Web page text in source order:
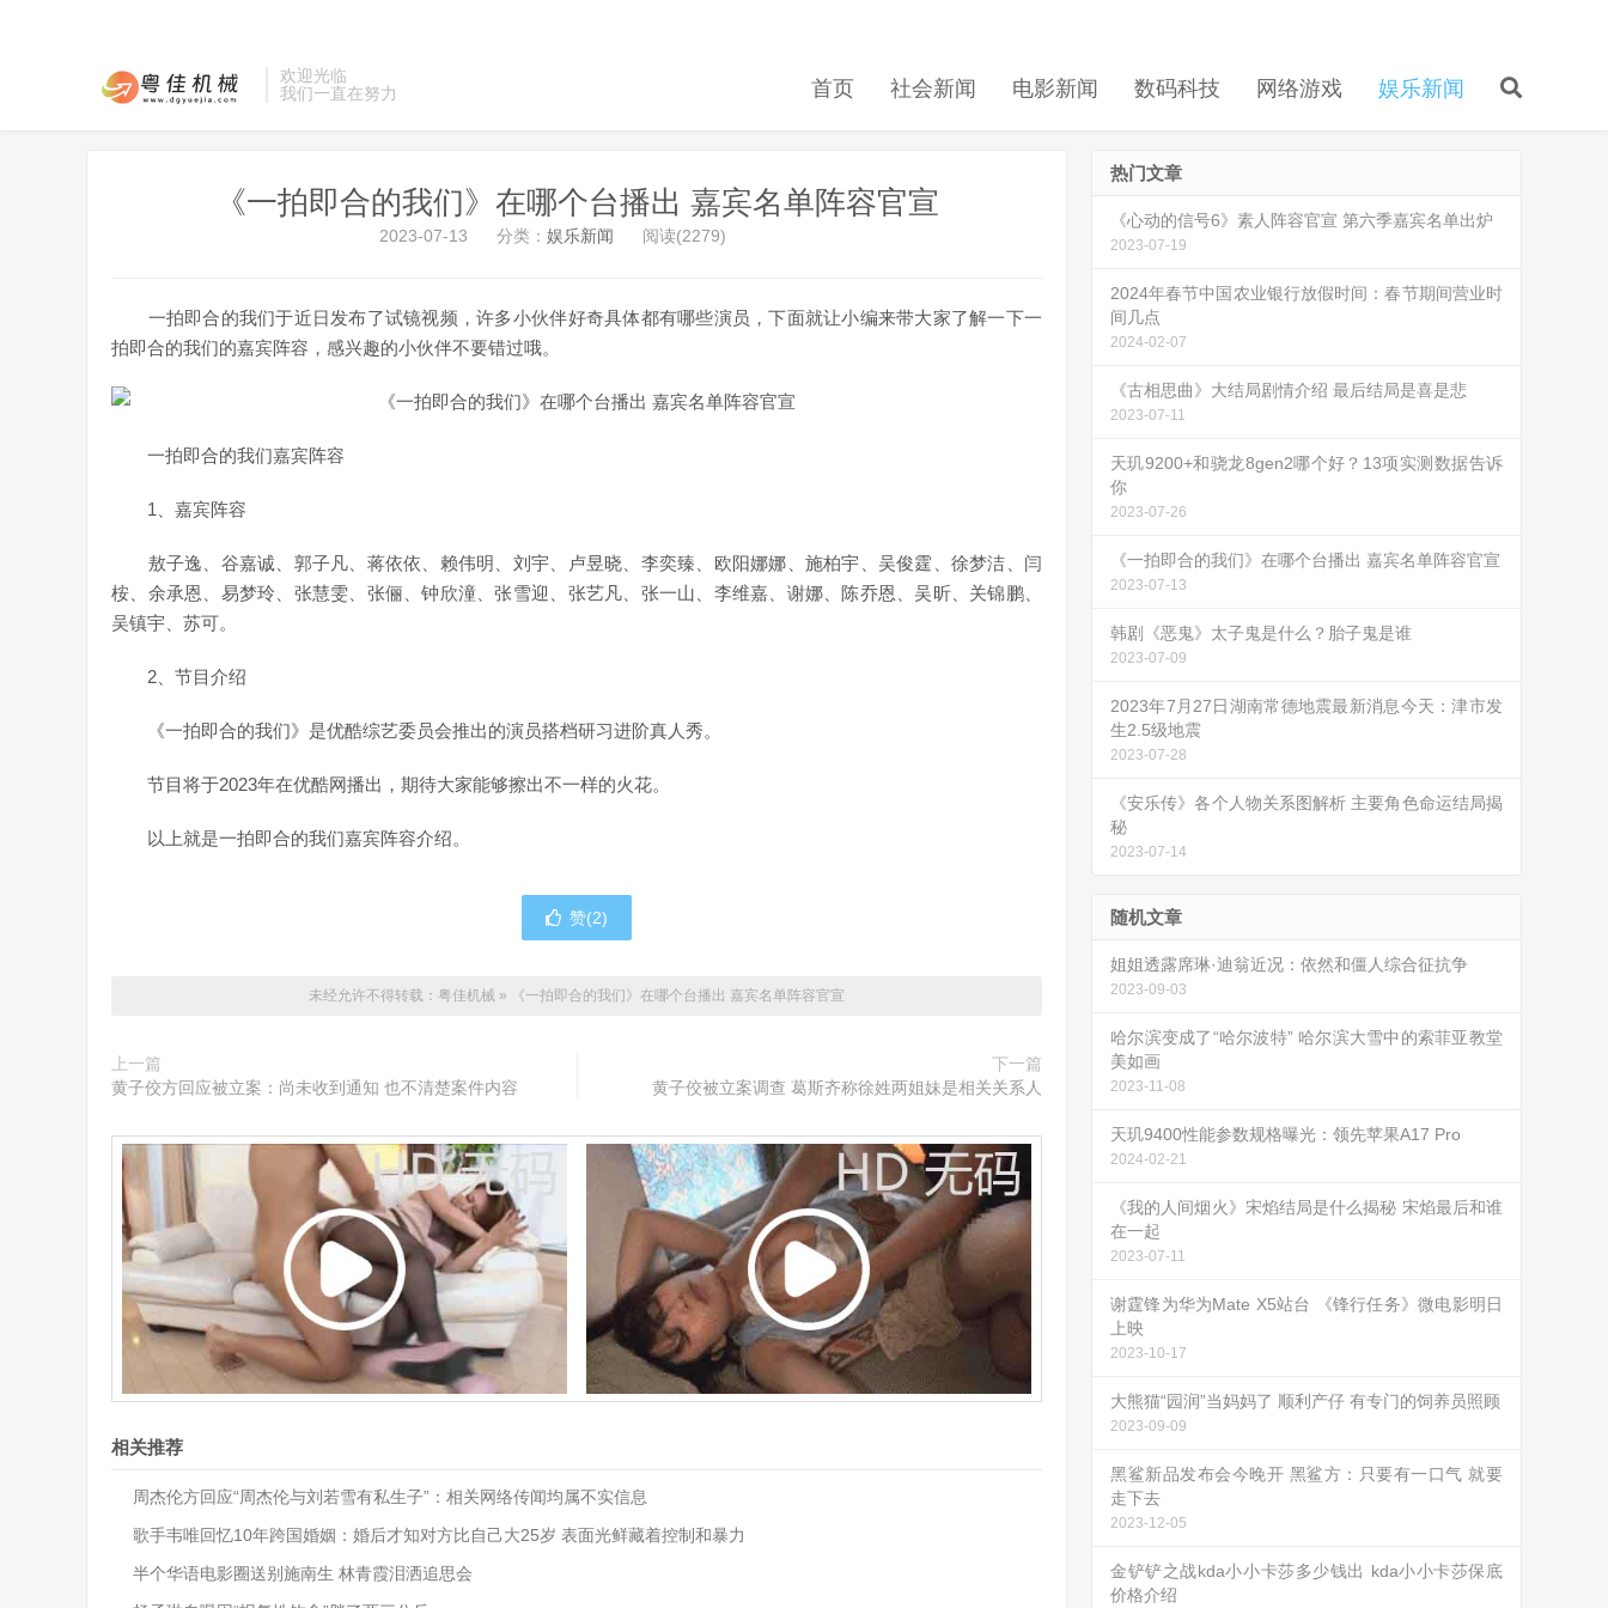
欢迎光临
我们一直在努力
首页 社会新闻 电影新闻 数码科技 网络游戏 娱乐新闻
《一拍即合的我们》在哪个台播出 嘉宾名单阵容官宣
2023-07-13 分类： 娱乐新闻 阅读(2279)
一拍即合的我们于近日发布了试镜视频，许多小伙伴好奇具体都有哪些演员，下面就让小编来带大家了解一下一
拍即合的我们的嘉宾阵容，感兴趣的小伙伴不要错过哦。
一拍即合的我们嘉宾阵容
1、嘉宾阵容
敖子逸、谷嘉诚、郭子凡、蒋依依、赖伟明、刘宇、卢昱晓、李奕臻、欧阳娜娜、施柏宇、吴俊霆、徐梦洁、闫
桉、余承恩、易梦玲、张慧雯、张俪、钟欣潼、张雪迎、张艺凡、张一山、李维嘉、谢娜、陈乔恩、吴昕、关锦鹏、
吴镇宇、苏可。
2、节目介绍
《一拍即合的我们》是优酷综艺委员会推出的演员搭档研习进阶真人秀。
节目将于2023年在优酷网播出，期待大家能够擦出不一样的火花。
以上就是一拍即合的我们嘉宾阵容介绍。
赞(2)
未经允许不得转载： 粤佳机械 » 《一拍即合的我们》在哪个台播出 嘉宾名单阵容官宣
上一篇
黄子佼方回应被立案：尚未收到通知 也不清楚案件内容
下一篇
黄子佼被立案调查 葛斯齐称徐姓两姐妹是相关关系人
相关推荐
周杰伦方回应“周杰伦与刘若雪有私生子”：相关网络传闻均属不实信息
歌手韦唯回忆10年跨国婚姻：婚后才知对方比自己大25岁 表面光鲜藏着控制和暴力
半个华语电影圈送别施南生 林青霞泪洒追思会
热门文章
《心动的信号6》素人阵容官宣 第六季嘉宾名单出炉
2023-07-19
2024年春节中国农业银行放假时间：春节期间营业时
间几点
2024-02-07
《古相思曲》大结局剧情介绍 最后结局是喜是悲
2023-07-11
天玑9200+和骁龙8gen2哪个好？13项实测数据告诉
你
2023-07-26
《一拍即合的我们》在哪个台播出 嘉宾名单阵容官宣
2023-07-13
韩剧《恶鬼》太子鬼是什么？胎子鬼是谁
2023-07-09
2023年7月27日湖南常德地震最新消息今天：津市发
生2.5级地震
2023-07-28
《安乐传》各个人物关系图解析 主要角色命运结局揭
秘
2023-07-14
随机文章
姐姐透露席琳·迪翁近况：依然和僵人综合征抗争
2023-09-03
哈尔滨变成了“哈尔波特” 哈尔滨大雪中的索菲亚教堂
美如画
2023-11-08
天玑9400性能参数规格曝光：领先苹果A17 Pro
2024-02-21
《我的人间烟火》宋焰结局是什么揭秘 宋焰最后和谁
在一起
2023-07-11
谢霆锋为华为Mate X5站台 《锋行任务》微电影明日
上映
2023-10-17
大熊猫“园润”当妈妈了 顺利产仔 有专门的饲养员照顾
2023-09-09
黑鲨新品发布会今晚开 黑鲨方：只要有一口气 就要
走下去
2023-12-05
金铲铲之战kda小小卡莎多少钱出 kda小小卡莎保底
价格介绍